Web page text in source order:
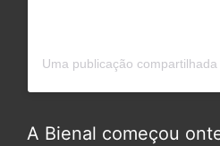
A Bienal começou